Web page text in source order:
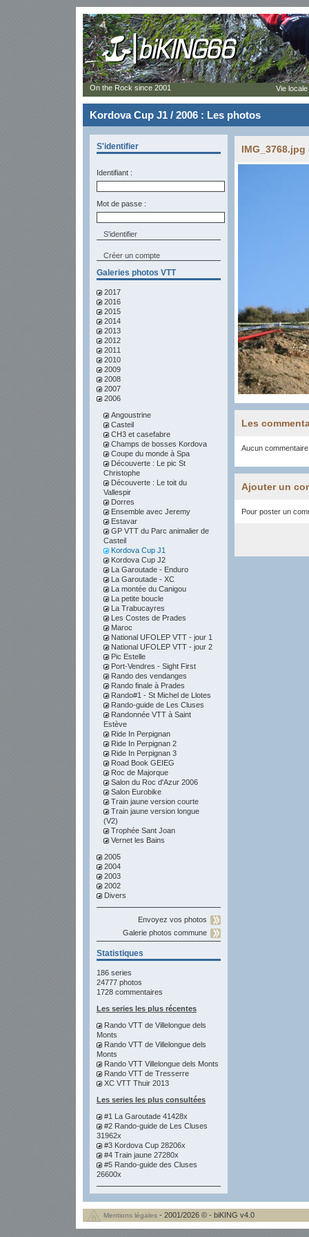
Kordova Cup J1 / 2006 : Les photos
S'identifier
Identifiant :
Mot de passe :
Créer un compte
Galeries photos VTT
2017
2016
2015
2014
2013
2012
2011
2010
2009
2008
2007
2006
Angoustrine
Casteil
CH3 et casefabre
Champs de bosses Kordova
Coupe du monde à Spa
Découverte : Le pic St
Christophe
Découverte : Le toit du
Vallespir
Dorres
Ensemble avec Jeremy
Estavar
GP VTT du Parc animalier de
Casteil
Kordova Cup J1
Kordova Cup J2
La Garoutade - Enduro
La Garoutade - XC
La montée du Canigou
La petite boucle
La Trabucayres
Les Costes de Prades
Maroc
National UFOLEP VTT - jour 1
National UFOLEP VTT - jour 2
Pic Estelle
Port-Vendres - Sight First
Rando des vendanges
Rando finale à Prades
Rando#1 - St Michel de Llotes
Rando-guide de Les Cluses
Randonnée VTT à Saint
Estève
Ride In Perpignan
Ride In Perpignan 2
Ride In Perpignan 3
Road Book GEIEG
Roc de Majorque
Salon du Roc d'Azur 2006
Salon Eurobike
Train jaune version courte
Train jaune version longue
(V2)
Trophée Sant Joan
Vernet les Bains
2005
2004
2003
2002
Divers
Envoyez vos photos
Galerie photos commune
Statistiques
186 series
24777 photos
1728 commentaires
Les series les plus récentes
Rando VTT de Villelongue dels
Monts
Rando VTT de Villelongue dels
Monts
Rando VTT Villelongue dels Monts
Rando VTT de Tresserre
XC VTT Thuir 2013
Les series les plus consultées
#1 La Garoutade 41428x
#2 Rando-guide de Les Cluses
31962x
#3 Kordova Cup 28206x
#4 Train jaune 27280x
#5 Rando-guide des Cluses
26600x
IMG_3768.jpg
Les
Aucun
Ajouter un
Pour poster un
On the Rock since 2001 Vie
Mentions légales - 2001/2026 © - biKING v4.0